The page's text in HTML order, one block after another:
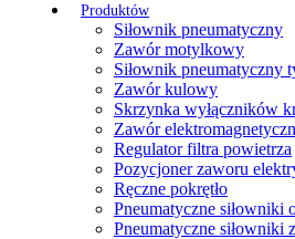
Produktów
Siłownik pneumatyczny
Zawór motylkowy
Siłownik pneumatyczny
Zawór kulowy
Skrzynka wyłączników
Zawór
Regulator filtra powietrza
Pozycjoner zaworu
Ręczne pokrętło
Pneumatyczne siłowniki
Pneumatyczne siłowniki